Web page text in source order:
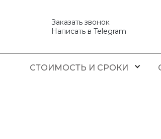
Заказать звонок
Написать в Telegram
СТОИМОСТЬ И СРОКИ